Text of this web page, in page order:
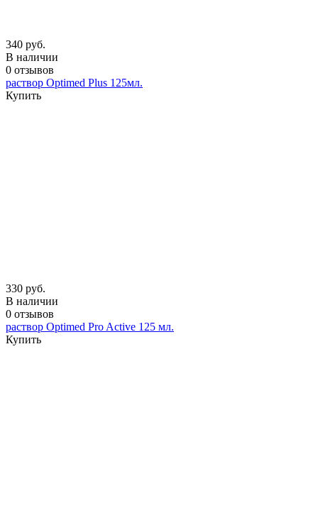
340 руб.
В наличии
0 отзывов
раствор Optimed Plus 125мл.
Купить
330 руб.
В наличии
0 отзывов
раствор Optimed Pro Active 125 мл.
Купить